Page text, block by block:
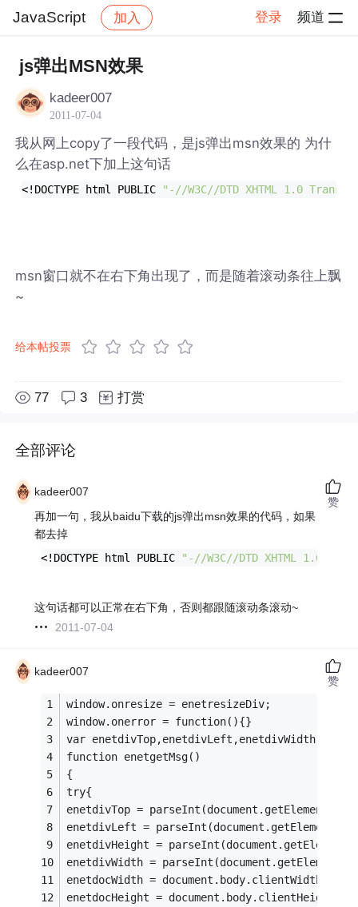
JavaScript 加入 登录 频道
社区 JavaScript
js弹出MSN效果
kadeer007
2011-07-04
我从网上copy了一段代码，是js弹出msn效果的 为什
么在asp.net下加上这句话
<!DOCTYPE html PUBLIC "-//W3C//DTD XHTML 1.0
msn窗口就不在右下角出现了，而是随着滚动条往上飘
~
给本帖投票
77 3 打赏
全部评论
kadeer007
再加一句，我从baidu下载的js弹出msn效果的代码，如果
都去掉
<!DOCTYPE html PUBLIC
"-//W3C//DTD XHTML 1.0
这句话都可以正常在右下角，否则都跟随滚动条滚动~
2011-07-04
赞
kadeer007
window.onresize = enetresizeDiv;
window.onerror = function(){}
var
function enetgetMsg()
{
try{
enetdivTop =
enetdivLeft =
enetdivHeight =
enetdivWidth =
enetdocWidth = document.body.clientWidth;
enetdocHeight = document.body.clientHeight;
赞